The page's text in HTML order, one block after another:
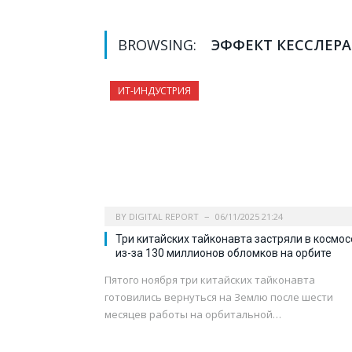
BROWSING: ЭФФЕКТ КЕССЛЕРА
ИТ-ИНДУСТРИЯ
BY DIGITAL REPORT 06/11/2025 21:24
Три китайских тайконавта застряли в
из-за 130 миллионов обломков на орбите
Пятого ноября три китайских тайконавта
готовились вернуться на Землю после шести
месяцев работы на орбитальной…